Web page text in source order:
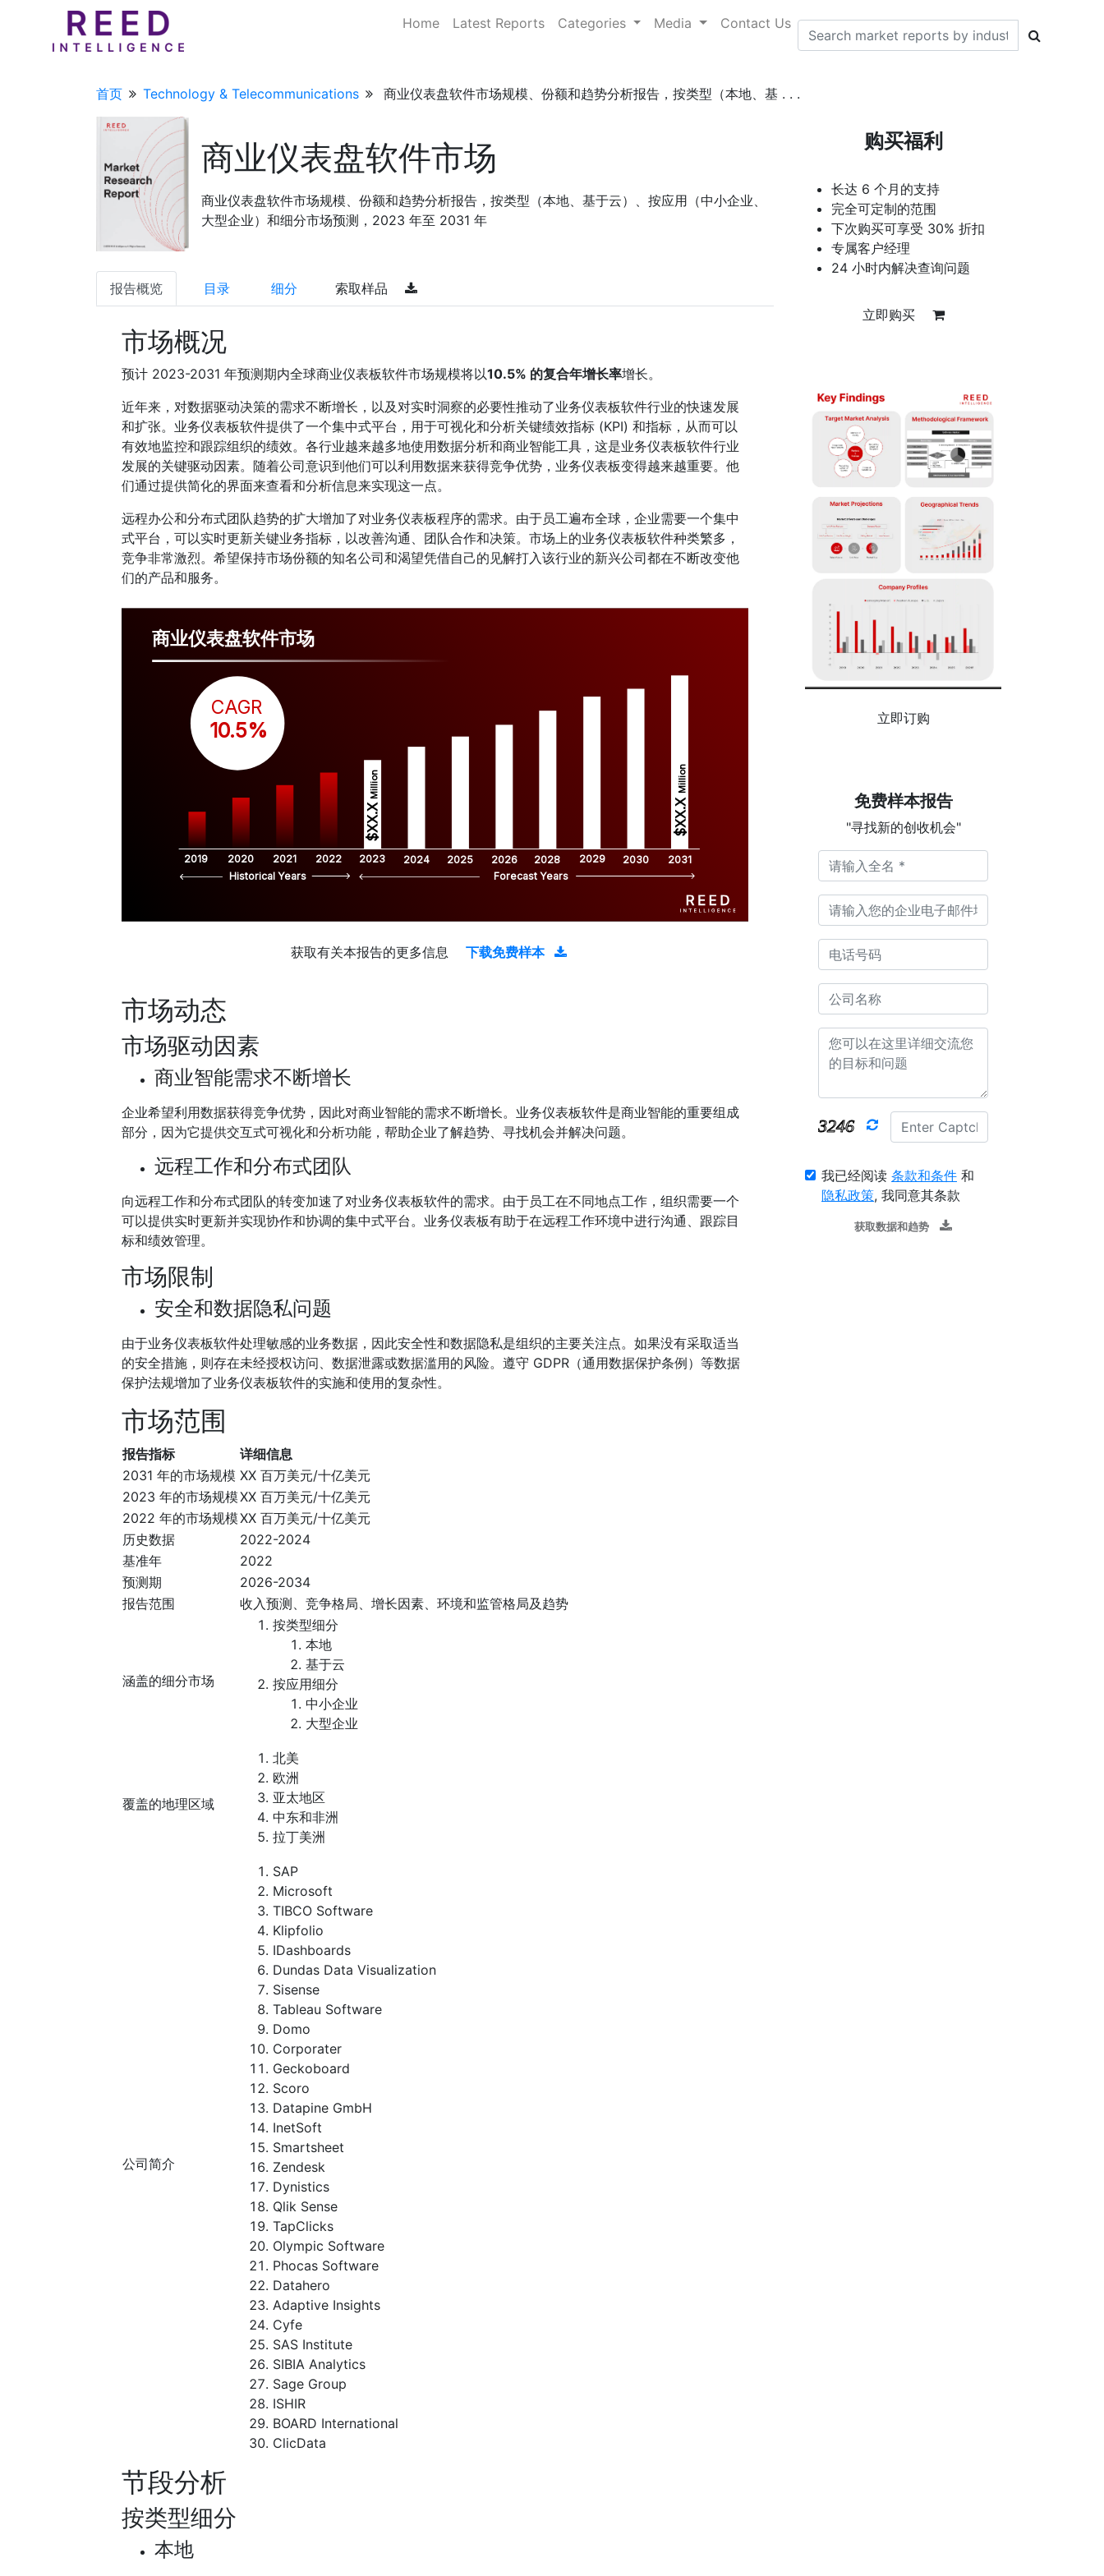
Home Latest Reports Categories Media Contact Us
首页 Technology & Telecommunications 商业仪表盘软件市场规模、份额和趋势分析报告，按类型（本地、基 . . .
商业仪表盘软件市场
商业仪表盘软件市场规模、份额和趋势分析报告，按类型（本地、基于云）、按应用（中小企业、
大型企业）和细分市场预测，2023 年至 2031 年
报告概览 目录 细分 索取样品
市场概况
预计 2023-2031 年预测期内全球商业仪表板软件市场规模将以10.5% 的复合年增长率增长。
近年来，对数据驱动决策的需求不断增长，以及对实时洞察的必要性推动了业务仪表板软件行业的快速发展
和扩张。业务仪表板软件提供了一个集中式平台，用于可视化和分析关键绩效指标 (KPI) 和指标，从而可以
有效地监控和跟踪组织的绩效。各行业越来越多地使用数据分析和商业智能工具，这是业务仪表板软件行业
发展的关键驱动因素。随着公司意识到他们可以利用数据来获得竞争优势，业务仪表板变得越来越重要。他
们通过提供简化的界面来查看和分析信息来实现这一点。
远程办公和分布式团队趋势的扩大增加了对业务仪表板程序的需求。由于员工遍布全球，企业需要一个集中
式平台，可以实时更新关键业务指标，以改善沟通、团队合作和决策。市场上的业务仪表板软件种类繁多，
竞争非常激烈。希望保持市场份额的知名公司和渴望凭借自己的见解打入该行业的新兴公司都在不断改变他
们的产品和服务。
商业仪表盘软件市场
2019 2020 2021 2022 2023 2024 2025 2026 2028 2029 2030 2031
$XX.X
Million
$XX.X
Million
CAGR
10.5%
Historical Years Forecast Years
获取有关本报告的更多信息 下载免费样本
市场动态
市场驱动因素
商业智能需求不断增长
企业希望利用数据获得竞争优势，因此对商业智能的需求不断增长。业务仪表板软件是商业智能的重要组成
部分，因为它提供交互式可视化和分析功能，帮助企业了解趋势、寻找机会并解决问题。
远程工作和分布式团队
向远程工作和分布式团队的转变加速了对业务仪表板软件的需求。由于员工在不同地点工作，组织需要一个
可以提供实时更新并实现协作和协调的集中式平台。业务仪表板有助于在远程工作环境中进行沟通、跟踪目
标和绩效管理。
市场限制
安全和数据隐私问题
由于业务仪表板软件处理敏感的业务数据，因此安全性和数据隐私是组织的主要关注点。如果没有采取适当
的安全措施，则存在未经授权访问、数据泄露或数据滥用的风险。遵守 GDPR（通用数据保护条例）等数据
保护法规增加了业务仪表板软件的实施和使用的复杂性。
市场范围
报告指标
详细信息
2031 年的市场规模 XX 百万美元/十亿美元
2023 年的市场规模XX 百万美元/十亿美元
2022 年的市场规模XX 百万美元/十亿美元
历史数据
2022-2024
基准年
2022
预测期
2026-2034
报告范围
收入预测、竞争格局、增长因素、环境和监管格局及趋势
涵盖的细分市场
按类型细分
本地
基于云
按应用细分
中小企业
大型企业
覆盖的地理区域
北美
欧洲
亚太地区
中东和非洲
拉丁美洲
公司简介
SAP
Microsoft
TIBCO Software
Klipfolio
IDashboards
Dundas Data Visualization
Sisense
Tableau Software
Domo
Corporater
Geckoboard
Scoro
Datapine GmbH
InetSoft
Smartsheet
Zendesk
Dynistics
Qlik Sense
TapClicks
Olympic Software
Phocas Software
Datahero
Adaptive Insights
Cyfe
SAS Institute
SIBIA Analytics
Sage Group
ISHIR
BOARD International
ClicData
节段分析
按类型细分
本地
购买福利
长达 6 个月的支持
完全可定制的范围
下次购买可享受 30% 折扣
专属客户经理
24 小时内解决查询问题
立即购买
立即订购
免费样本报告
"寻找新的创收机会"
我已经阅读 条款和条件 和
隐私政策, 我同意其条款
获取数据和趋势